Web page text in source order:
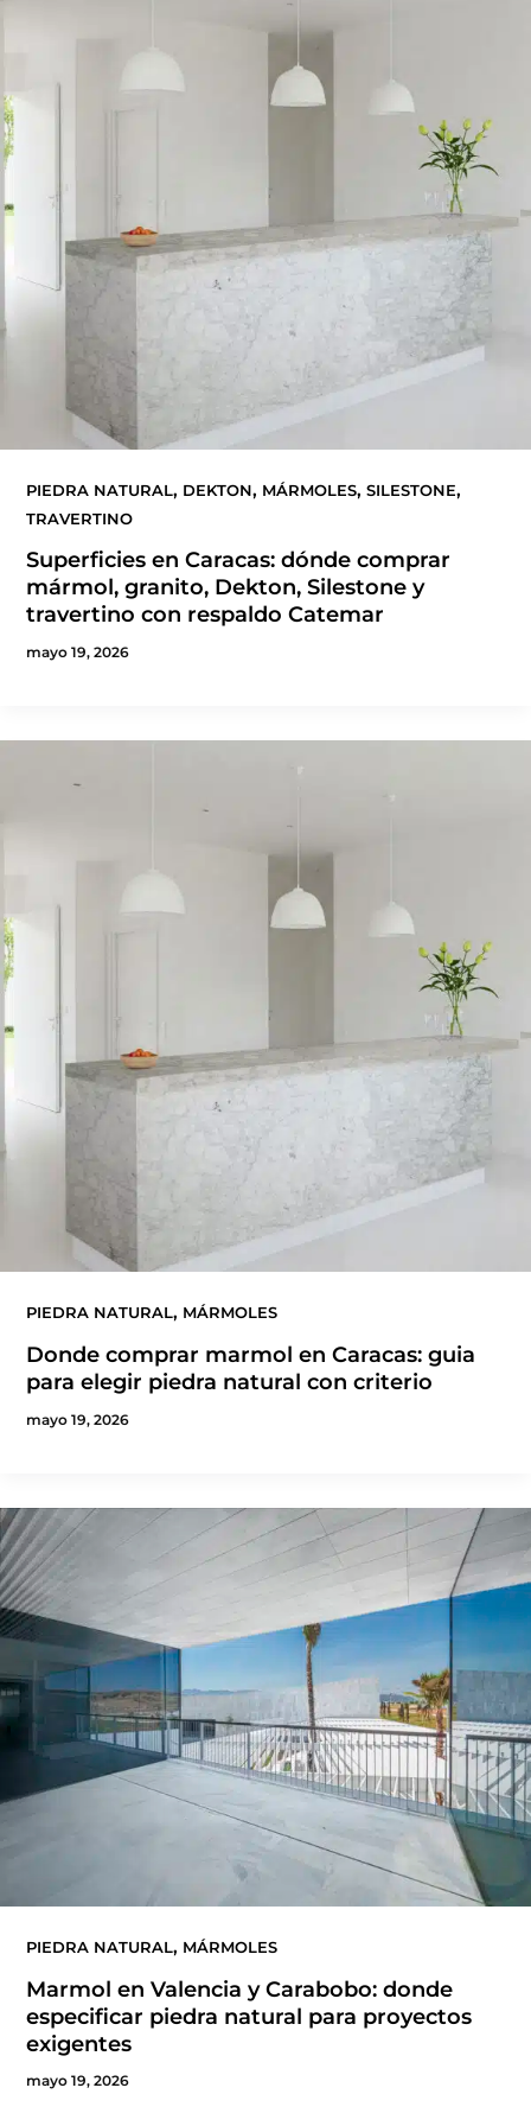
PIEDRA NATURAL, DEKTON, MÁRMOLES, SILESTONE,
TRAVERTINO
Superficies en Caracas: dónde comprar
mármol, granito, Dekton, Silestone y
travertino con respaldo Catemar
mayo 19, 2026
PIEDRA NATURAL, MÁRMOLES
Donde comprar marmol en Caracas: guia
para elegir piedra natural con criterio
mayo 19, 2026
PIEDRA NATURAL, MÁRMOLES
Marmol en Valencia y Carabobo: donde
especificar piedra natural para proyectos
exigentes
mayo 19, 2026